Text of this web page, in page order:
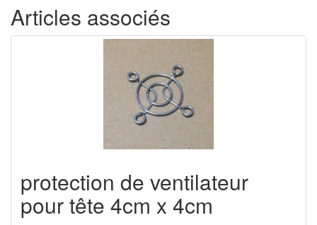
Articles associés
protection de ventilateur
pour tête 4cm x 4cm